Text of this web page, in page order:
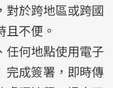
對於跨地區或跨國
不便。
任何地點使用電子
完成簽署，即時傳